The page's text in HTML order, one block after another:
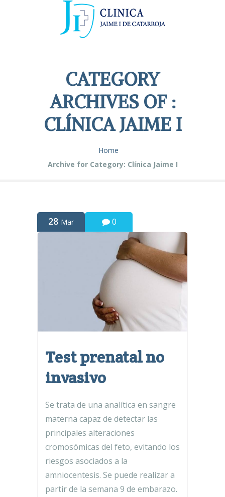
CATEGORY
ARCHIVES OF :
CLÍNICA JAIME I
Home
Archive for Category: Clínica Jaime I
28 Mar 0
Test prenatal no
invasivo
Se trata de una analítica en sangre
materna capaz de detectar las
principales alteraciones
cromosómicas del feto, evitando los
riesgos asociados a la
amniocentesis. Se puede realizar a
partir de la semana 9 de embarazo.